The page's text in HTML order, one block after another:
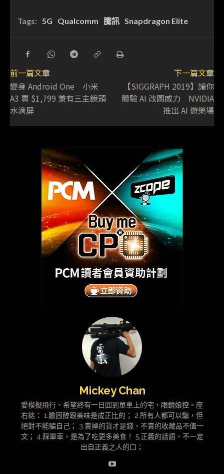
Tags: 5G Qualcomm 騰訊 Snapdragon Elite
前一篇文章
變身 Android One 小米
A3 賣 $1,799 兼有三主鏡頭
水滴屏
下一篇文章
【SIGGRAPH 2019】讓你
體驗 AI 改圖威力 NVIDIA
推出 AI 遊樂場
Mickey Chan
愛模擬飛行、希望終有一日回到單車上的宅，眼鏡娘控。座
右銘： 1.膽固醇跟美味是成正比的； 2.所有人都可以騙，但
絕對不能騙自己； 3.賣掉的貨才是錢，不賣的收藏品不值一
文； 4.踩單車，是為了吃更多美食！ 5.正義的話語，不一定
出自正義之人的口；